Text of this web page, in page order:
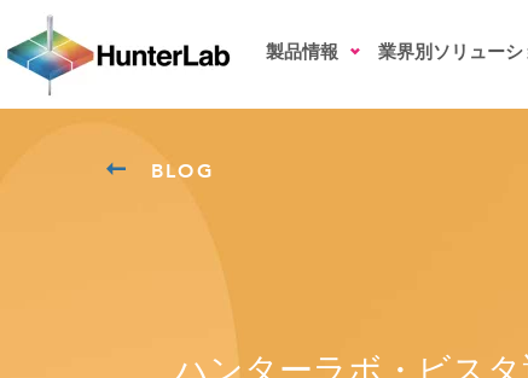
製品情報 業界別ソリューシ
BLOG